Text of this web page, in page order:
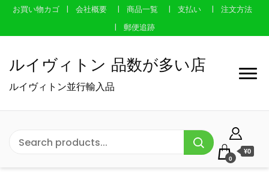
お買い物カゴ 会社概要 商品一覧 支払い
注文方法
郵便追跡
ルイヴィトン 品数が多い店
ルイヴィトン並行輸入品
0
¥0